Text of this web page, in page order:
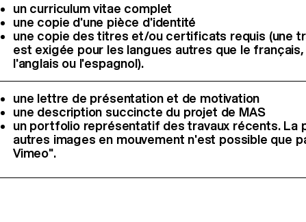
un curriculum vitae complet
une copie d'une pièce d'identité
une copie des titres et/ou certificats requis (une
est exigée pour les langues autres que le français,
l'anglais ou l'espagnol).
une lettre de présentation et de motivation
une description succincte du projet de MAS
un portfolio représentatif des travaux récents. La
autres images en mouvement n'est possible que
Vimeo".